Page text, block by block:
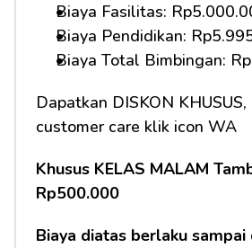
Biaya Fasilitas:
Biaya Pendidikan:
Biaya Total Bimbingan:
Dapatkan DISKON
customer care klik icon WA
Khusus KELAS MALAM
Rp500.000
Biaya diatas berlaku sampai